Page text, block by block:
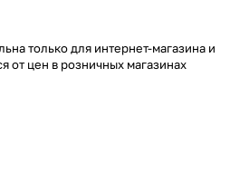
только для интернет-магазина и
от цен в розничных магазинах